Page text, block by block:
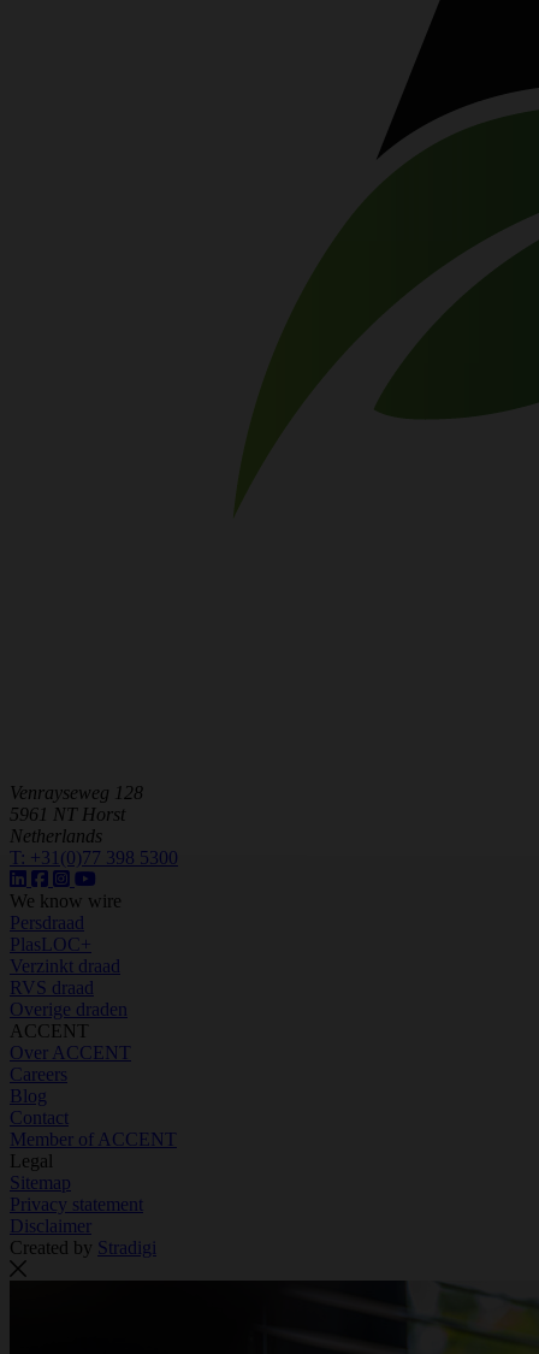
Venrayseweg 128
5961 NT Horst
Netherlands
T: +31(0)77 398 5300
We know wire
Persdraad
PlasLOC+
Verzinkt draad
RVS draad
Overige draden
ACCENT
Over ACCENT
Careers
Blog
Contact
Member of ACCENT
Legal
Sitemap
Privacy statement
Disclaimer
Created by Stradigi